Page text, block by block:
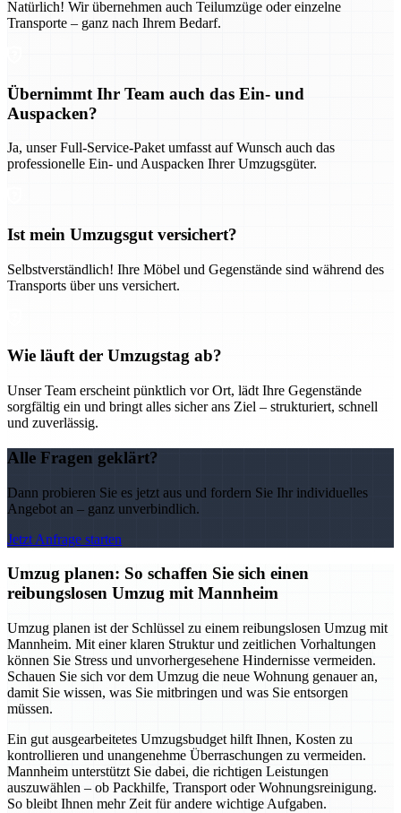
Natürlich! Wir übernehmen auch Teilumzüge oder einzelne
Transporte – ganz nach Ihrem Bedarf.
Übernimmt Ihr Team auch das Ein- und
Auspacken?
Ja, unser Full-Service-Paket umfasst auf Wunsch auch das
professionelle Ein- und Auspacken Ihrer Umzugsgüter.
Ist mein Umzugsgut versichert?
Selbstverständlich! Ihre Möbel und Gegenstände sind während des
Transports über uns versichert.
Wie läuft der Umzugstag ab?
Unser Team erscheint pünktlich vor Ort, lädt Ihre Gegenstände
sorgfältig ein und bringt alles sicher ans Ziel – strukturiert, schnell
und zuverlässig.
Alle Fragen geklärt?
Dann probieren Sie es jetzt aus und fordern Sie Ihr individuelles
Angebot an – ganz unverbindlich.
Jetzt Anfrage starten
Umzug planen: So schaffen Sie sich einen
reibungslosen Umzug mit Mannheim
Umzug planen ist der Schlüssel zu einem reibungslosen Umzug mit
Mannheim. Mit einer klaren Struktur und zeitlichen Vorhaltungen
können Sie Stress und unvorhergesehene Hindernisse vermeiden.
Schauen Sie sich vor dem Umzug die neue Wohnung genauer an,
damit Sie wissen, was Sie mitbringen und was Sie entsorgen
müssen.
Ein gut ausgearbeitetes Umzugsbudget hilft Ihnen, Kosten zu
kontrollieren und unangenehme Überraschungen zu vermeiden.
Mannheim unterstützt Sie dabei, die richtigen Leistungen
auszuwählen – ob Packhilfe, Transport oder Wohnungsreinigung.
So bleibt Ihnen mehr Zeit für andere wichtige Aufgaben.